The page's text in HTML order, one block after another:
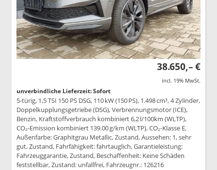
38.650,– €
incl. 19% MwSt.
unverbindliche Lieferzeit: Sofort
5-türig, 1,5 TSI 150 PS DSG, 110 kW (150 PS), 1.498 cm³, 4 Zylinder,
Doppelkupplungsgetriebe (DSG), Verbrennungsmotor (ICE),
Benzin, Kraftstoffverbrauch kombiniert 6,2 l/100km (WLTP),
CO₂-Emission kombiniert 139.00 g/km (WLTP), CO₂-Klasse E,
Außenfarbe: Graphitgrau Metallic, Zustand, Aussehen: 1, sehr
gut, Zustand, Fahrfähigkeit: fahrtauglich, Garantieleistung:
Fahrzeuggarantie, Zustand, Beschaffenheit: Keine Schäden
feststellbar, Zustand: unfallfrei, Fahrzeugnr.: 126216